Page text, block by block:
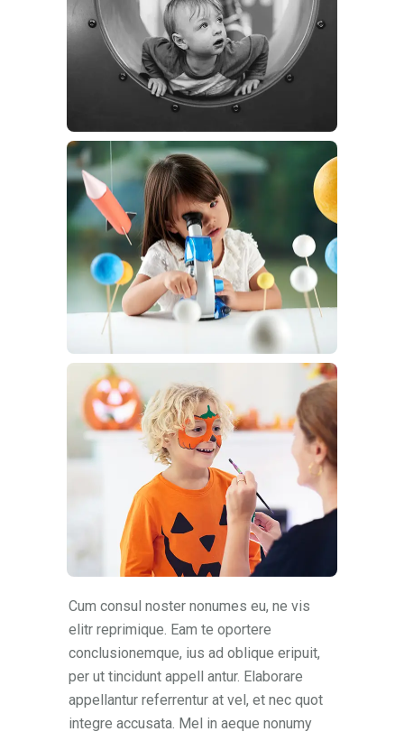
Cum consul noster nonumes eu, ne vis
elitr reprimique. Eam te oportere
conclusionemque, ius ad oblique eripuit,
per ut tincidunt appell antur. Elaborare
appellantur referrentur at vel, et nec quot
integre accusata. Mel in aeque nonumy